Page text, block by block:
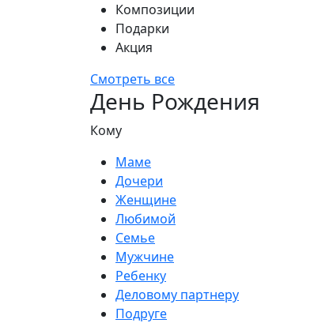
Композиции
Подарки
Акция
Смотреть все
День Рождения
Кому
Маме
Дочери
Женщине
Любимой
Семье
Мужчине
Ребенку
Деловому партнеру
Подруге